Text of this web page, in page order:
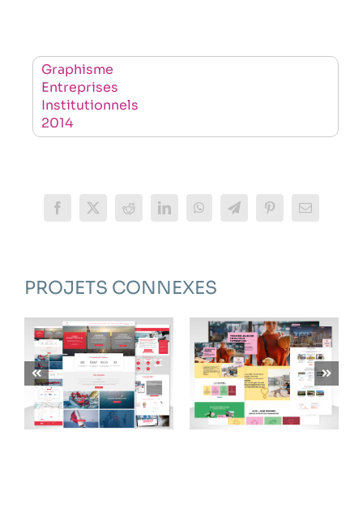
Graphisme
Entreprises
Institutionnels
2014
Facebook
X Reddit LinkedInWhatsAppTelegramPinterestEmail
PROJETS CONNEXES
CARDINALE SUD
SOLUTIONS
LAOU